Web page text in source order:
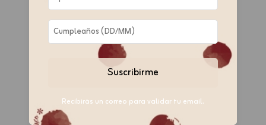
Suscribirme
Recibirás un correo para validar tu email.